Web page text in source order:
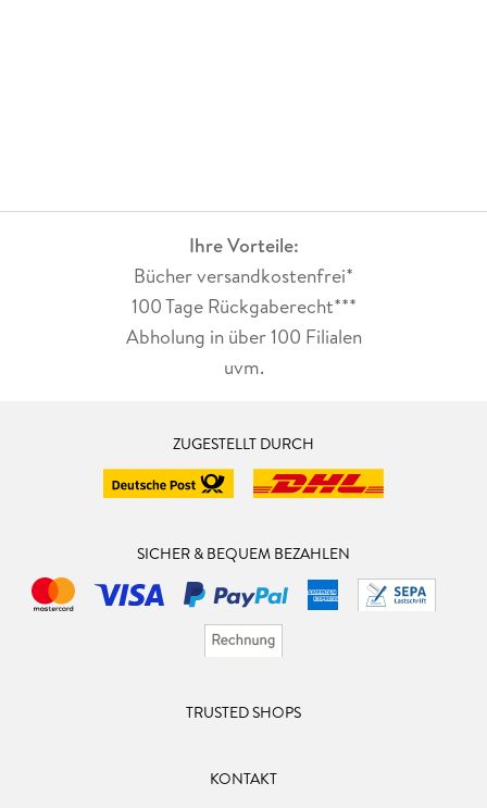
Ihre Vorteile:
Bücher versandkostenfrei*
100 Tage Rückgaberecht***
Abholung in über 100 Filialen
uvm.
ZUGESTELLT DURCH
SICHER & BEQUEM BEZAHLEN
TRUSTED SHOPS
KONTAKT